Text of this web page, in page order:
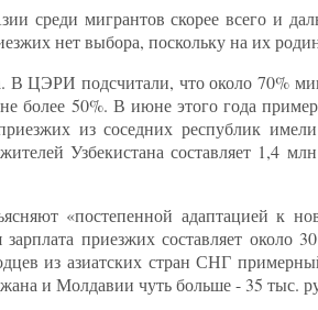
среди мигрантов скорее всего и
нет выбора, поскольку на их
В ЦЭРИ подсчитали, что около 70%
не более 50%. В июне этого года
из соседних республик
Узбекистана составляет 1,4
«постепенной адаптацией к
приезжих составляет около
из азиатских стран СНГ
и Молдавии чуть больше - 35 тыс.